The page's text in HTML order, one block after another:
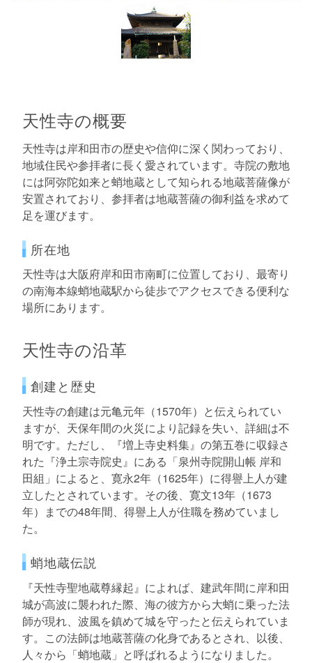
天性寺の概要
天性寺は岸和田市の歴史や信仰に深く関わっており、
地域住民や参拝者に長く愛されています。寺院の敷地
には阿弥陀如来と蛸地蔵として知られる地蔵菩薩像が
安置されており、参拝者は地蔵菩薩の御利益を求めて
足を運びます。
所在地
天性寺は大阪府岸和田市南町に位置しており、最寄り
の南海本線蛸地蔵駅から徒歩でアクセスできる便利な
場所にあります。
天性寺の沿革
創建と歴史
天性寺の創建は元亀元年（1570年）と伝えられてい
ますが、天保年間の火災により記録を失い、詳細は不
明です。ただし、『増上寺史料集』の第五巻に収録さ
れた『浄土宗寺院史』にある「泉州寺院開山帳 岸和
田組」によると、寛永2年（1625年）に得譽上人が建
立したとされています。その後、寛文13年（1673
年）までの48年間、得譽上人が住職を務めていまし
た。
蛸地蔵伝説
『天性寺聖地蔵尊縁起』によれば、建武年間に岸和田
城が高波に襲われた際、海の彼方から大蛸に乗った法
師が現れ、波風を鎮めて城を守ったと伝えられていま
す。この法師は地蔵菩薩の化身であるとされ、以後、
人々から「蛸地蔵」と呼ばれるようになりました。